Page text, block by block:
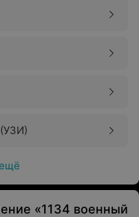
(УЗИ)
«1134 военный